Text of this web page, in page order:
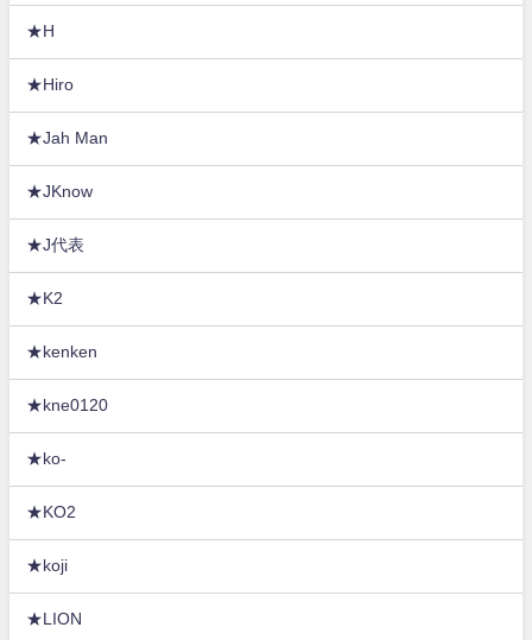
★H
★Hiro
★Jah Man
★JKnow
★J代表
★K2
★kenken
★kne0120
★ko-
★KO2
★koji
★LION